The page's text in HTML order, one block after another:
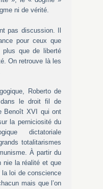
ni de vérité.
pas discussion. Il
pour ceux que
plus que de liberté
On retrouve là les
Roberto de
le droit fil de
Benoît XVI qui ont
la perniciosité du
dictatoriale
totalitarismes
À partir du
nie la réalité et que
la loi de conscience
mais que l’on